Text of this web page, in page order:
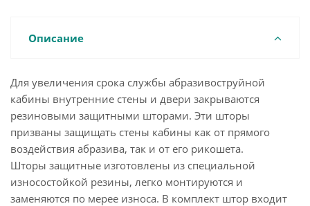
Описание
Для увеличения срока службы абразивоструйной
кабины внутренние стены и двери закрываются
резиновыми защитными шторами. Эти шторы
призваны защищать стены кабины как от прямого
воздействия абразива, так и от его рикошета.
Шторы защитные изготовлены из специальной
износостойкой резины, легко монтируются и
заменяются по мерее износа. В комплект штор входит